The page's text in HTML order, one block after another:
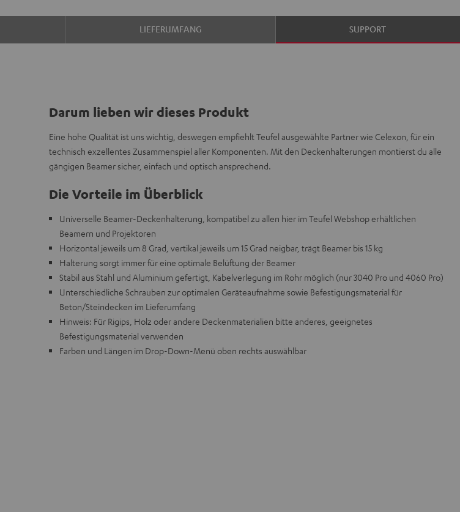
LIEFERUMFANG SUPPORT
Darum lieben wir dieses Produkt
Eine hohe Qualität ist uns wichtig, deswegen empfiehlt Teufel ausgewählte Partner wie Celexon, für ein
technisch exzellentes Zusammenspiel aller Komponenten. Mit den Deckenhalterungen montierst du alle
gängigen Beamer sicher, einfach und optisch ansprechend.
Die Vorteile im Überblick
Universelle Beamer-Deckenhalterung, kompatibel zu allen hier im Teufel Webshop erhältlichen
Beamern und Projektoren
Horizontal jeweils um 8 Grad, vertikal jeweils um 15 Grad neigbar, trägt Beamer bis 15 kg
Halterung sorgt immer für eine optimale Belüftung der Beamer
Stabil aus Stahl und Aluminium gefertigt, Kabelverlegung im Rohr möglich (nur 3040 Pro und 4060 Pro)
Unterschiedliche Schrauben zur optimalen Geräteaufnahme sowie Befestigungsmaterial für
Beton/Steindecken im Lieferumfang
Hinweis: Für Rigips, Holz oder andere Deckenmaterialien bitte anderes, geeignetes
Befestigungsmaterial verwenden
Farben und Längen im Drop-Down-Menü oben rechts auswählbar